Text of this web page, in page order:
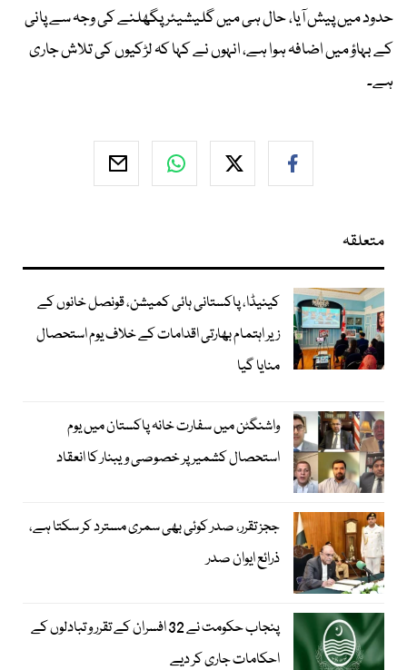
حدود میں پیش آیا، حال ہی میں گلیشیئر پگھلنے کی وجہ سے پانی
کے بہاؤ میں اضافہ ہوا ہے، انہوں نے کہا کہ لڑکیوں کی تلاش جاری
ہے۔
متعلقہ
کینیڈا، پاکستانی ہائی کمیشن، قونصل خانوں کے
زیر اہتمام بھارتی اقدامات کے خلاف یوم استحصال
منایا گیا
واشنگٹن میں سفارت خانہ پاکستان میں یوم
استحصال کشمیر پر خصوصی ویبنار کا انعقاد
ججز تقرر، صدر کوئی بھی سمری مسترد کر سکتا ہے،
ذرائع ایوان صدر
پنجاب حکومت نے 32 افسران کے تقرر و تبادلوں کے
احکامات جاری کر دیے